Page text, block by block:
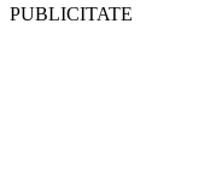
PUBLICITATE